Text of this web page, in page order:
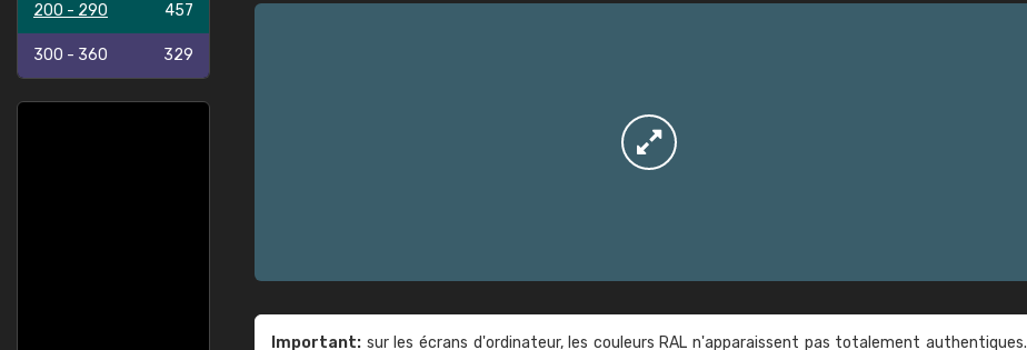
200 - 290 457
300 - 360 329
Important: sur les écrans d'ordinateur, les couleurs RAL n'apparaissent pas totalement authentiques.